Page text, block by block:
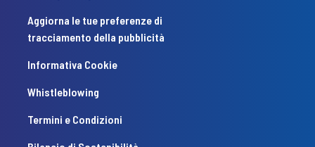
Aggiorna le tue preferenze di
tracciamento della pubblicità
Informativa Cookie
Whistleblowing
Termini e Condizioni